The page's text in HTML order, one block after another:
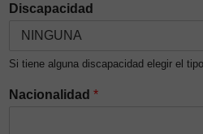
Discapacidad
Si tiene alguna discapacidad elegir el tipo
Nacionalidad *